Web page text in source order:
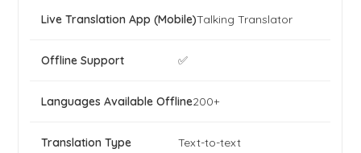
Talking Translator
✅
200+
Text-to-text